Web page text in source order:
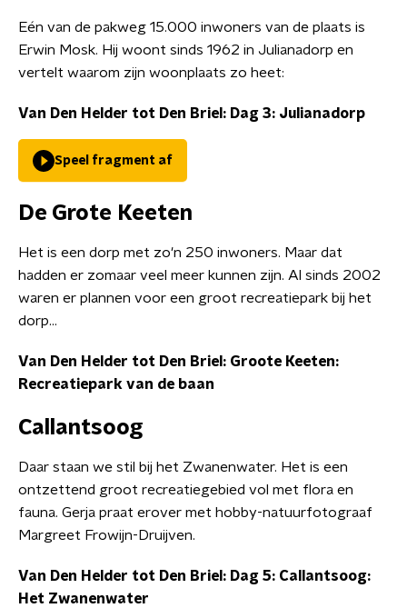
Eén van de pakweg 15.000 inwoners van de plaats is
Erwin Mosk. Hij woont sinds 1962 in Julianadorp en
vertelt waarom zijn woonplaats zo heet:
Van Den Helder tot Den Briel: Dag 3: Julianadorp
Speel fragment af
De Grote Keeten
Het is een dorp met zo'n 250 inwoners. Maar dat
hadden er zomaar veel meer kunnen zijn. Al sinds 2002
waren er plannen voor een groot recreatiepark bij het
dorp...
Van Den Helder tot Den Briel: Groote Keeten:
Recreatiepark van de baan
Callantsoog
Daar staan we stil bij het Zwanenwater. Het is een
ontzettend groot recreatiegebied vol met flora en
fauna. Gerja praat erover met hobby-natuurfotograaf
Margreet Frowijn-Druijven.
Van Den Helder tot Den Briel: Dag 5: Callantsoog:
Het Zwanenwater